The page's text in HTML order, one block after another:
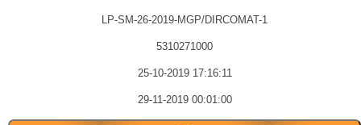
LP-SM-26-2019-MGP/DIRCOMAT-1
5310271000
25-10-2019 17:16:11
29-11-2019 00:01:00